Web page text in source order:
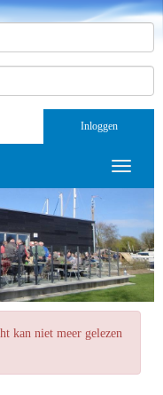
Inloggen
Toggle
kan niet meer gelezen